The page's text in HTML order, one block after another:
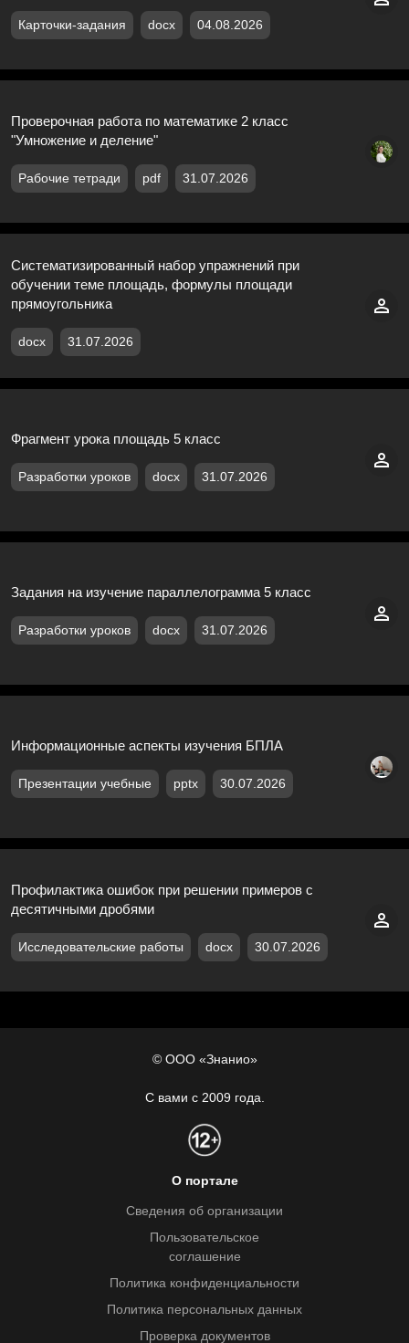
Карточки-задания docx 04.08.2026
Проверочная работа по математике 2 класс
"Умножение и деление"
Рабочие тетради pdf 31.07.2026
Систематизированный набор упражнений при
обучении теме площадь, формулы площади
прямоугольника
docx 31.07.2026
Фрагмент урока площадь 5 класс
Разработки уроков docx 31.07.2026
Задания на изучение параллелограмма 5 класс
Разработки уроков docx 31.07.2026
Информационные аспекты изучения БПЛА
Презентации учебные pptx 30.07.2026
Профилактика ошибок при решении примеров с
десятичными дробями
Исследовательские работы docx 30.07.2026
© ООО «Знанио»
С вами с 2009 года.
О портале
Сведения об организации
Пользовательское
соглашение
Политика конфиденциальности
Политика персональных данных
Проверка документов